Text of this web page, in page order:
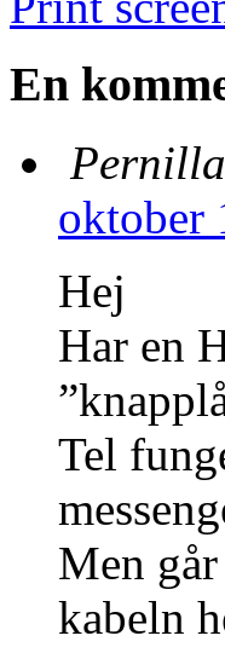
En
oktober
Hej
Har en
Tel
Men
kabeln